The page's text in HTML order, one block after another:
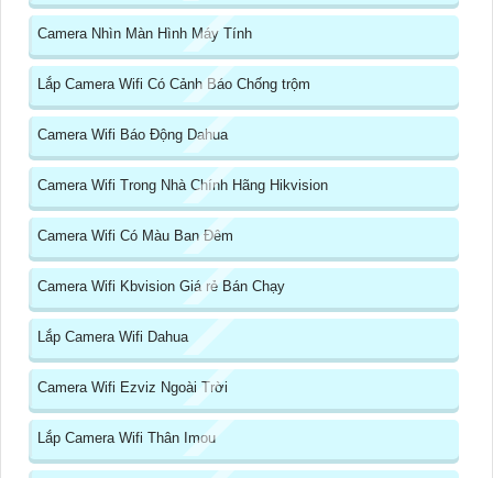
Camera Nhìn Màn Hình Máy Tính
Lắp Camera Wifi Có Cảnh Báo Chống trộm
Camera Wifi Báo Động Dahua
Camera Wifi Trong Nhà Chính Hãng Hikvision
Camera Wifi Có Màu Ban Đêm
Camera Wifi Kbvision Giá rẻ Bán Chạy
Lắp Camera Wifi Dahua
Camera Wifi Ezviz Ngoài Trời
Lắp Camera Wifi Thân Imou